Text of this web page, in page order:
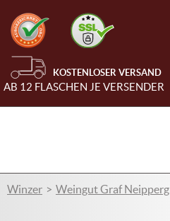
KOSTENLOSER VERSAND
AB 12 FLASCHEN JE VERSENDER
Winzer Weingut Graf Neipperg